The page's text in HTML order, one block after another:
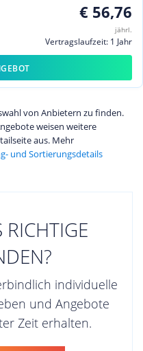
€ 56,76
jährl.
Vertragslaufzeit: 1 Jahr
von Anbietern zu finden.
weisen weitere
aus. Mehr
und Sortierungsdetails
individuelle
und Angebote
Zeit erhalten.